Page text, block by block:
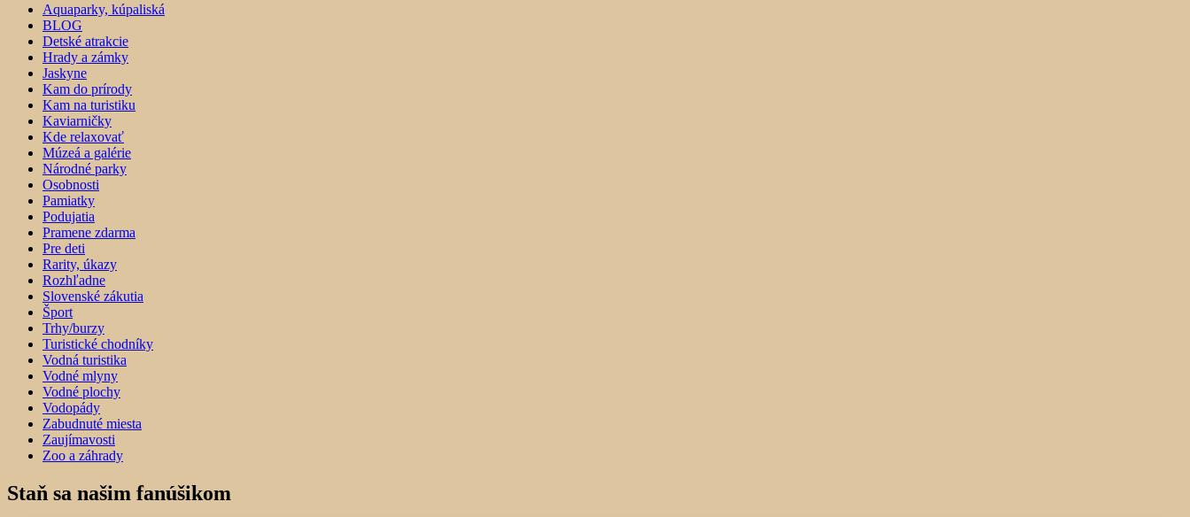
Aquaparky, kúpaliská
BLOG
Detské atrakcie
Hrady a zámky
Jaskyne
Kam do prírody
Kam na turistiku
Kaviarničky
Kde relaxovať
Múzeá a galérie
Národné parky
Osobnosti
Pamiatky
Podujatia
Pramene zdarma
Pre deti
Rarity, úkazy
Rozhľadne
Slovenské zákutia
Šport
Trhy/burzy
Turistické chodníky
Vodná turistika
Vodné mlyny
Vodné plochy
Vodopády
Zabudnuté miesta
Zaujímavosti
Zoo a záhrady
Staň sa našim fanúšikom